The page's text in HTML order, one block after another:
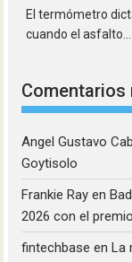
El termómetro
cuando el asfalto...
Comentarios
Angel Gustavo
Goytisolo
Frankie Ray en
2026 con el
fintechbase enLa